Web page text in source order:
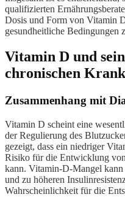
qualifizierten
Dosis und Form von Vitamin
gesundheitliche Bedingungen
Vitamin D und
chronischen
Zusammenhang mit
Vitamin D scheint eine
der Regulierung des
gezeigt, dass ein niedriger
Risiko für die Entwicklung
kann. Vitamin-D-Mangel
und zu höheren
Wahrscheinlichkeit für die